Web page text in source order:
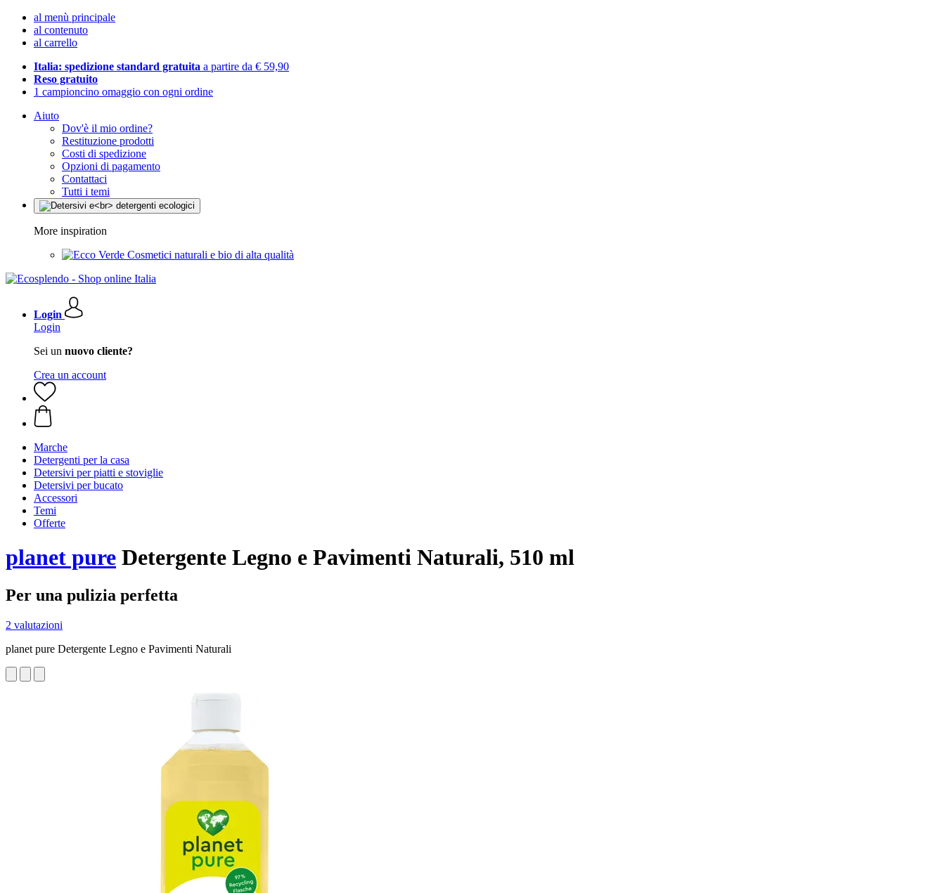
al menù principale
al contenuto
al carrello
Italia: spedizione standard gratuita a partire da € 59,90
Reso gratuito
1 campioncino omaggio con ogni ordine
Aiuto
Dov'è il mio ordine?
Restituzione prodotti
Costi di spedizione
Opzioni di pagamento
Contattaci
Tutti i temi
More inspiration
Cosmetici naturali e bio di alta qualità
Login
Login
Sei un nuovo cliente?
Crea un account
Marche
Detergenti per la casa
Detersivi per piatti e stoviglie
Detersivi per bucato
Accessori
Temi
Offerte
planet pure Detergente Legno e Pavimenti Naturali, 510 ml
Per una pulizia perfetta
2 valutazioni
planet pure Detergente Legno e Pavimenti Naturali